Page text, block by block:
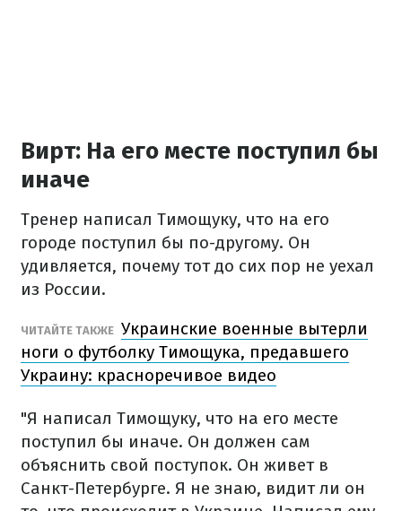
Вирт: На его месте поступил бы
иначе
Тренер написал Тимощуку, что на его
городе поступил бы по-другому. Он
удивляется, почему тот до сих пор не уехал
из России.
ЧИТАЙТЕ ТАКЖЕ Украинские военные вытерли
ноги о футболку Тимощука, предавшего
Украину: красноречивое видео
"Я написал Тимощуку, что на его месте
поступил бы иначе. Он должен сам
объяснить свой поступок. Он живет в
Санкт-Петербурге. Я не знаю, видит ли он